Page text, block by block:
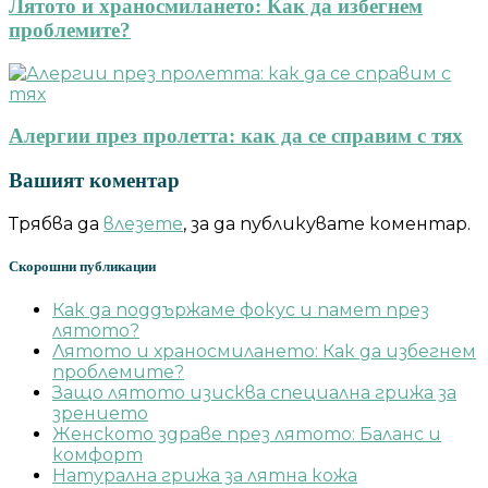
Лятото и храносмилането: Как да избегнем
проблемите?
Алергии през пролетта: как да се справим с тях
Вашият коментар
Трябва да влезете, за да публикувате коментар.
Скорошни публикации
Как да поддържаме фокус и памет през
лятото?
Лятото и храносмилането: Как да избегнем
проблемите?
Защо лятото изисква специална грижа за
зрението
Женското здраве през лятото: Баланс и
комфорт
Натурална грижа за лятна кожа